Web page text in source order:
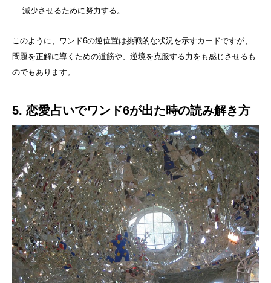
減少させるために努力する。
このように、ワンド6の逆位置は挑戦的な状況を示すカードですが、
問題を正解に導くための道筋や、逆境を克服する力をも感じさせるも
のでもあります。
5. 恋愛占いでワンド6が出た時の読み解き方